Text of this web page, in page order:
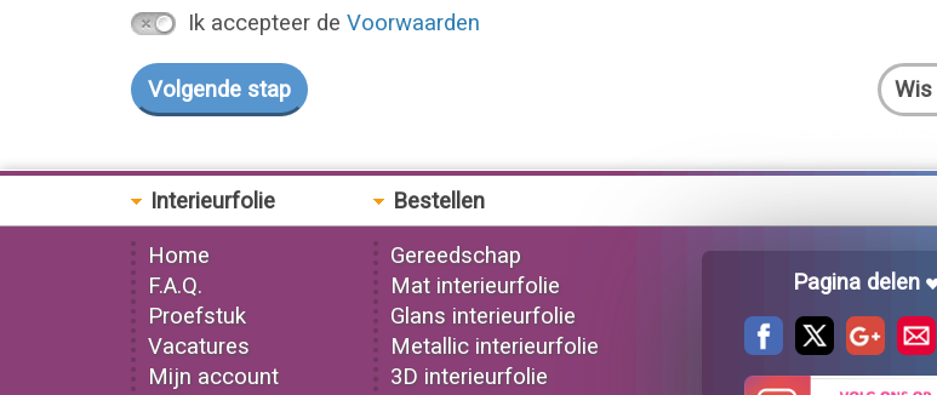
Ik accepteer de Voorwaarden
Interieurfolie
Home
F.A.Q.
Proefstuk
Vacatures
Mijn account
Bestellen
Gereedschap
Mat interieurfolie
Glans interieurfolie
Metallic interieurfolie
3D interieurfolie
Pagina delen